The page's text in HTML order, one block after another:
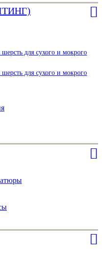
для сухого и мокрого
для сухого и мокрого